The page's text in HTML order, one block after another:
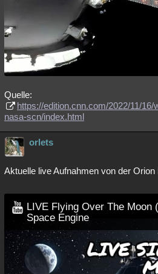
Quelle:
https://edition.cnn.com/2022/11/
nasa-scn/index.html
orlets
Aktuelle live Aufnahmen von der
LIVE Flying Over The Moon
Space Engine